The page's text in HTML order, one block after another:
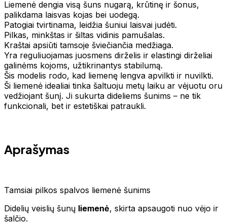
Liemenė dengia visą šuns nugarą, krūtinę ir šonus,
palikdama laisvas kojas bei uodegą.
Patogiai tvirtinama, leidžia šuniui laisvai judėti.
Pilkas, minkštas ir šiltas vidinis pamušalas.
Kraštai apsiūti tamsoje šviečiančia medžiaga.
Yra reguliuojamas juosmens dirželis ir elastingi dirželiai
galinėms kojoms, užtikrinantys stabilumą.
Šis modelis rodo, kad liemenę lengva apvilkti ir nuvilkti.
Ši liemenė idealiai tinka šaltuoju metų laiku ar vėjuotu oru
vedžiojant šunį. Ji sukurta dideliems šunims – ne tik
funkcionali, bet ir estetiškai patraukli.
Aprašymas
Tamsiai pilkos spalvos liemenė šunims
Didelių veislių šunų liemenė, skirta apsaugoti nuo vėjo ir
šalčio.